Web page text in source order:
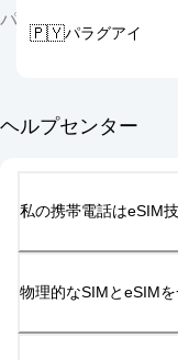
パ
🇵🇾パラグアイ
ヘルプセンター
私の携帯電話はeSIM
物理的なSIMとeSIM